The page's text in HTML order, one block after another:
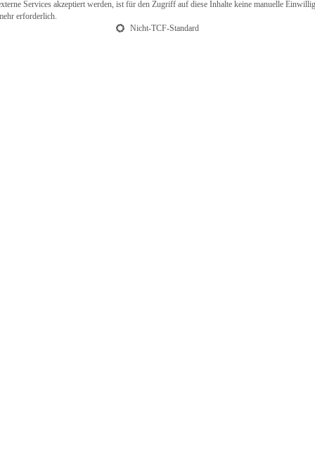
Services akzeptiert werden, ist für den Zugriff auf diese Inhalte keine manuelle
erforderlich.
Nicht-TCF-Standard